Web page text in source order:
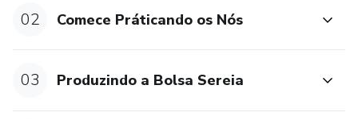
02 Comece Práticando os Nós
03 Produzindo a Bolsa Sereia